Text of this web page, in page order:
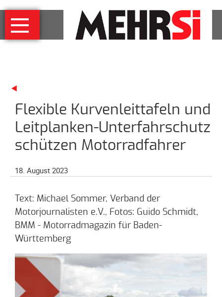
Navigation
überspringen
MEHRSi
Wer
Ziel
und
Strategie
Schirmherrschaft
für
Unterstützen
Spendenkonto
Förderer
Fördererdaten
ändern
Gewerbliche
Flexible Kurvenleittafeln und
Leitplanken-Unterfahrschutz
schützen Motorradfahrer
18. August 2023
Text: Michael Sommer, Verband der
Motorjournalisten e.V., Fotos: Guido Schmidt,
BMM - Motorradmagazin für Baden-
Württemberg